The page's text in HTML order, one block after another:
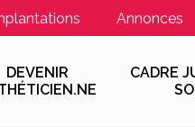
Annonces
DEVENIR
CADRE